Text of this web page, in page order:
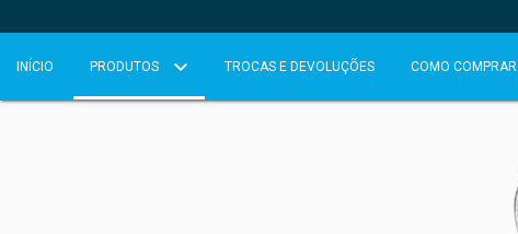
INÍCIO PRODUTOS TROCAS E DEVOLUÇÕES COMO COMPRAR